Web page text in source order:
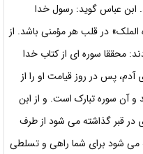
ابن عباس گوید: رسول خدا
در قلب هر مؤمنی باشد. از
محققا سوره ای از کتاب خدا
پس در روز قیامت او را از
آن سوره تبارک است. و از ابن
قبر گذاشته می شود از طرف
شود برای شما راهی و تسلطی